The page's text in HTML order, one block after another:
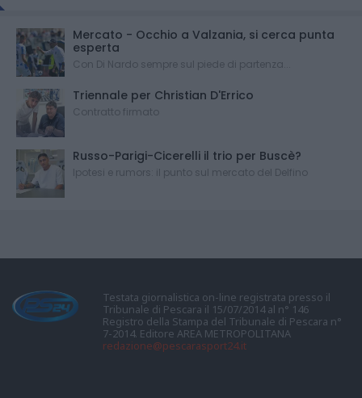
Mercato - Occhio a Valzania, si cerca punta
esperta
Con Di Nardo sempre sul piede di partenza...
Triennale per Christian D'Errico
Contratto firmato
Russo-Parigi-Cicerelli il trio per Buscè?
Ipotesi e rumors: il punto sul mercato del Delfino
Testata giornalistica on-line registrata presso il
Tribunale di Pescara il 15/07/2014 al n° 146
Registro della Stampa del Tribunale di Pescara n°
7-2014. Editore AREA METROPOLITANA
redazione@pescarasport24.it